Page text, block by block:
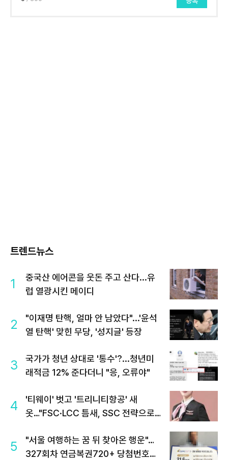
트렌드뉴스
1
중국산 에어콘을 웃돈 주고 산다...유
럽 열광시킨 메이디
2
"이재명 탄핵, 얼마 안 남았다"...'윤석
열 탄핵' 맞힌 무당, '성지글' 등장
3
국가가 청년 상대로 '통수'?...청년미
래적금 12% 준다더니 "응, 오류야"
4
'티웨이' 벗고 '트리니티항공' 새
옷…"FSC·LCC 틈새, SSC 전략으로
5
"서울 여행하는 꿈 뒤 찾아온 행운"…
327회차 연금복권720+ 당첨번호조